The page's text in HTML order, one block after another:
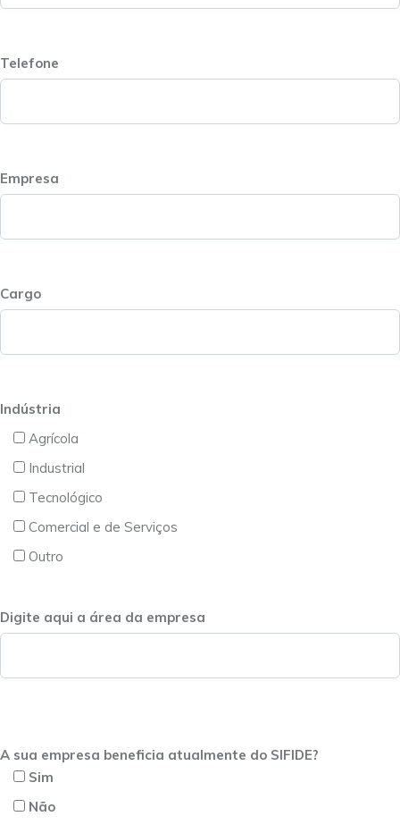
Telefone
Empresa
Cargo
Indústria
Agrícola
Industrial
Tecnológico
Comercial e de Serviços
Outro
Digite aqui a área da empresa
A sua empresa beneficia atualmente do SIFIDE?
Sim
Não